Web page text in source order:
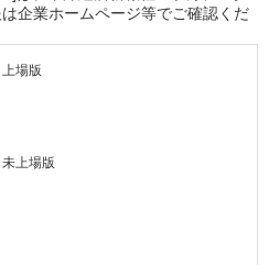
企業ホームページ等でご確認くだ
上場版
未上場版